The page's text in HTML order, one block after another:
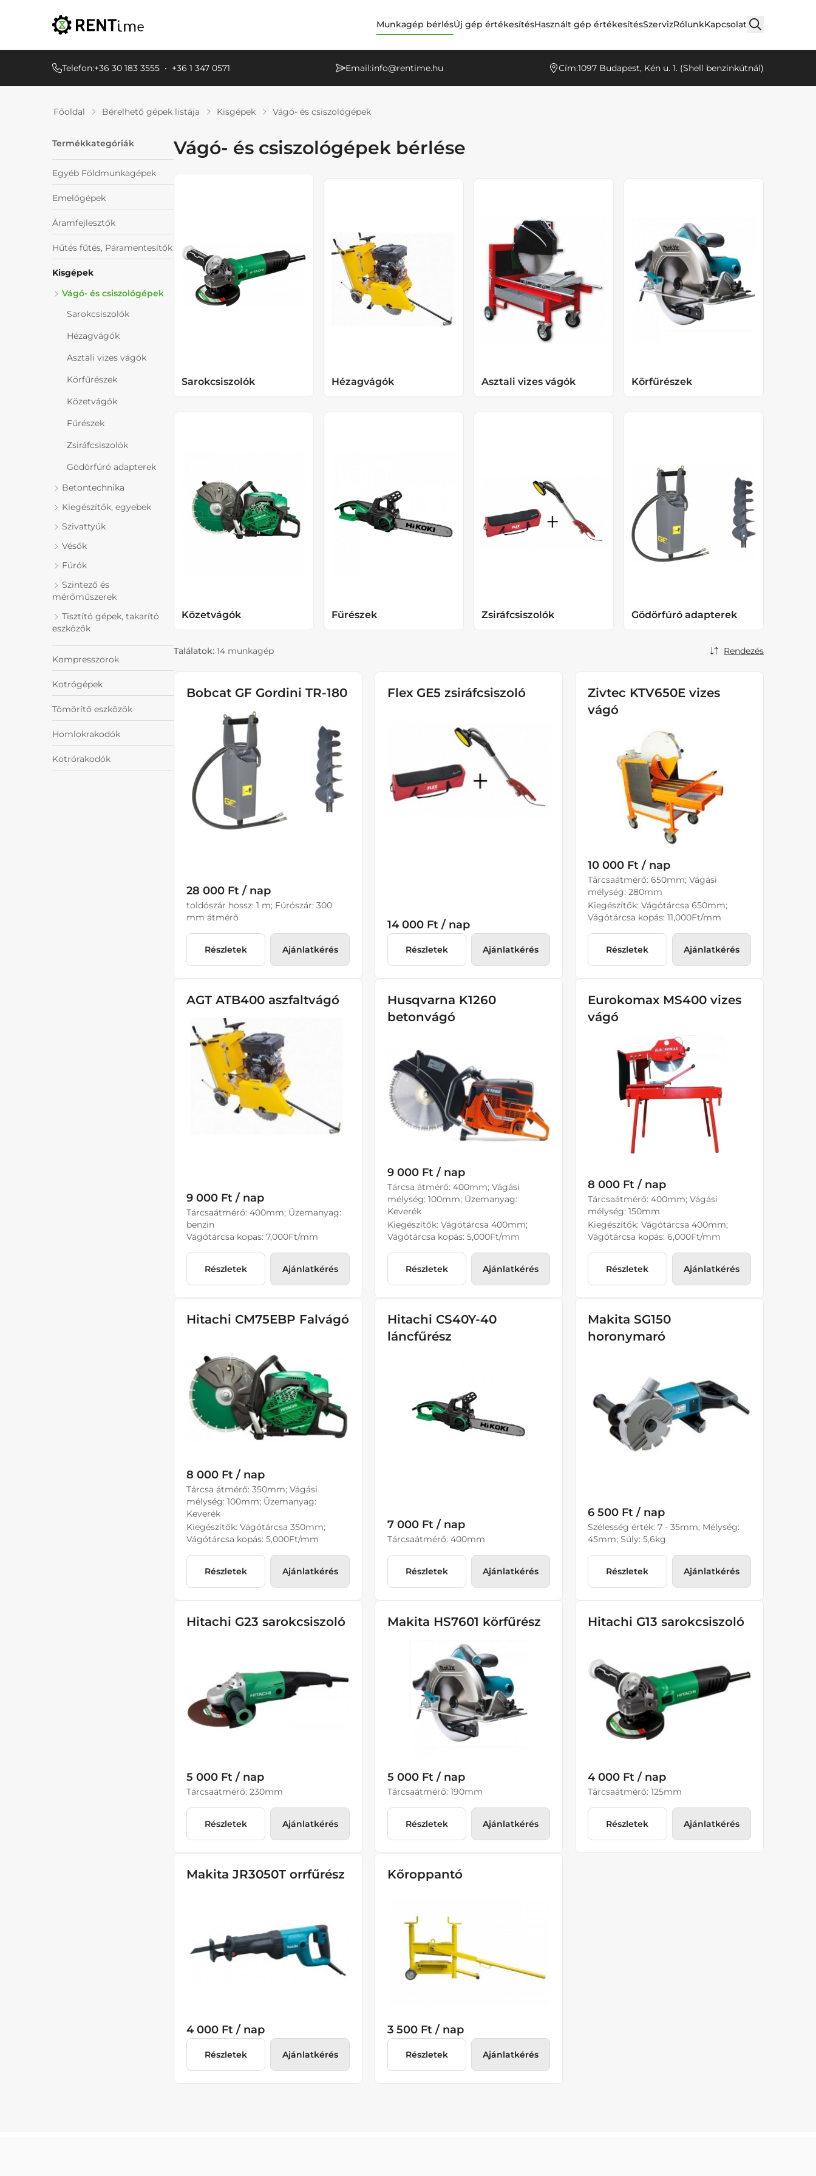
Munkagép bérlésÚj gép értékesítésHasznált gép értékesítésSzervizRólunkKapcsolat
Telefon:+36 30 183 3555 • +36 1 347 0571 Email:info@rentime.hu Cím:1097 Budapest, Kén u. 1. (Shell benzinkútnál)
Főoldal Bérelhető gépek listája Kisgépek Vágó- és csiszológépek
Termékkategóriák
Egyéb Földmunkagépek
Emelőgépek
Áramfejlesztők
Hűtés fűtés, Páramentesítők
Kisgépek
Vágó- és csiszológépek
Sarokcsiszolók
Hézagvágók
Asztali vizes vágók
Körfűrészek
Közetvágók
Fűrészek
Zsiráfcsiszolók
Gödörfúró adapterek
Betontechnika
Kiegészítők, egyebek
Szivattyúk
Vésők
Fúrók
Szintező és
mérőműszerek
Tisztító gépek, takarító
eszközök
Kompresszorok
Kotrógépek
Tömörítő eszközök
Homlokrakodók
Kotrórakodók
Vágó- és csiszológépek bérlése
Sarokcsiszolók Hézagvágók Asztali vizes vágók Körfűrészek
Közetvágók Fűrészek Zsiráfcsiszolók Gödörfúró adapterek
Találatok: 14 munkagép Rendezés
Bobcat GF Gordini TR-180
28 000 Ft / nap
toldószár hossz: 1 m; Fúrószár: 300
mm átmérő
Részletek Ajánlatkérés
Flex GE5 zsiráfcsiszoló
14 000 Ft / nap
Részletek Ajánlatkérés
Zivtec KTV650E vizes
vágó
10 000 Ft / nap
Tárcsaátmérő: 650mm; Vágási
mélység: 280mm
Kiegészítők: Vágótárcsa 650mm;
Vágótárcsa kopás: 11,000Ft/mm
Részletek Ajánlatkérés
AGT ATB400 aszfaltvágó
9 000 Ft / nap
Tárcsaátmérő: 400mm; Üzemanyag:
benzin
Vágótárcsa kopas: 7,000Ft/mm
Részletek Ajánlatkérés
Husqvarna K1260
betonvágó
9 000 Ft / nap
Tárcsa átmérő: 400mm; Vágási
mélység: 100mm; Üzemanyag:
Keverék
Kiegészítők: Vágótárcsa 400mm;
Vágótárcsa kopás: 5,000Ft/mm
Részletek Ajánlatkérés
Eurokomax MS400 vizes
vágó
8 000 Ft / nap
Tárcsaátmérő: 400mm; Vágási
mélység: 150mm
Kiegészítők: Vágótárcsa 400mm;
Vágótárcsa kopás: 6,000Ft/mm
Részletek Ajánlatkérés
Hitachi CM75EBP Falvágó
8 000 Ft / nap
Tárcsa átmérő: 350mm; Vágási
mélység: 100mm; Üzemanyag:
Keverék
Kiegészítők: Vágótárcsa 350mm;
Vágótárcsa kopás: 5,000Ft/mm
Részletek Ajánlatkérés
Hitachi CS40Y-40
láncfűrész
7 000 Ft / nap
Tárcsaátmérő: 400mm
Részletek Ajánlatkérés
Makita SG150
horonymaró
6 500 Ft / nap
Szélesség érték: 7 - 35mm; Mélység:
45mm; Súly: 5,6kg
Részletek Ajánlatkérés
Hitachi G23 sarokcsiszoló
5 000 Ft / nap
Tárcsaátmérő: 230mm
Részletek Ajánlatkérés
Makita HS7601 körfűrész
5 000 Ft / nap
Tárcsaátmérő: 190mm
Részletek Ajánlatkérés
Hitachi G13 sarokcsiszoló
4 000 Ft / nap
Tárcsaátmérő: 125mm
Részletek Ajánlatkérés
Makita JR3050T orrfűrész
4 000 Ft / nap
Részletek Ajánlatkérés
Kőroppantó
3 500 Ft / nap
Részletek Ajánlatkérés